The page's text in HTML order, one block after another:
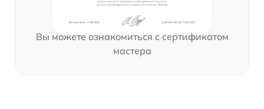
Вы можете ознакомиться с сертификатом
мастера